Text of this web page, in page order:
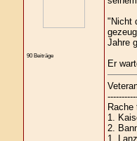
90 Beiträge
"Nicht
Jahre
Er
Rache
1.
2.
1.